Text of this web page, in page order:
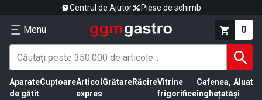
Centrul de Ajutor Piese de schimb
Menu 0
Aparate
de gătit
CuptoareArticol
expres
GrătareRăcireVitrine
frigorifice
Cafenea,
înghețată
Aluat
și